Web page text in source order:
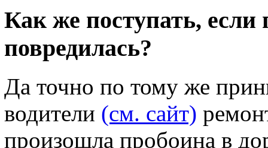
Как же поступать, если
повредилась?
Да точно по тому же
водители (см. сайт)
произошла пробоина в